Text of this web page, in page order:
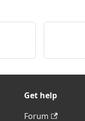
Get help
Forum